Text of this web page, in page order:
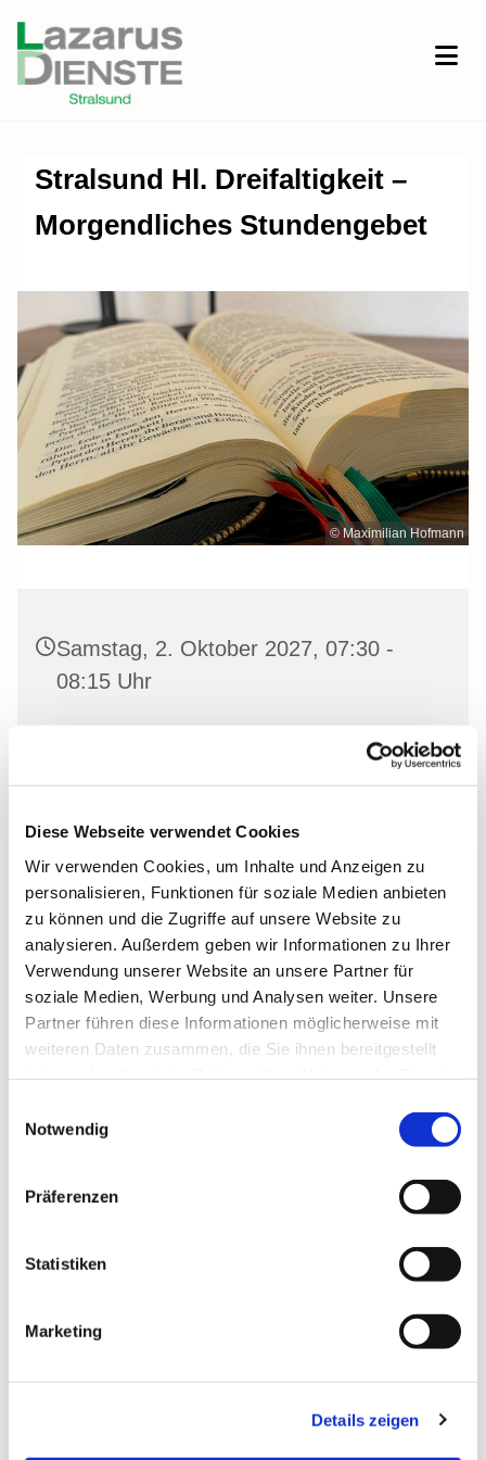
Diese Webseite verwendet Cookies
Wir verwenden Cookies, um Inhalte und Anzeigen zu
personalisieren, Funktionen für soziale Medien anbieten
zu können und die Zugriffe auf unsere Website zu
analysieren. Außerdem geben wir Informationen zu Ihrer
Verwendung unserer Website an unsere Partner für
soziale Medien, Werbung und Analysen weiter. Unsere
Partner führen diese Informationen möglicherweise mit
weiteren Daten zusammen, die Sie ihnen bereitgestellt
Notwendig
Präferenzen
Statistiken
Marketing
Details zeigen
Stralsund Hl. Dreifaltigkeit –
Morgendliches Stundengebet
© Maximilian Hofmann
Samstag, 2. Oktober 2027, 07:30 -
08:15 Uhr
Heilige Dreifaltigkeit Kirche, Stralsund,
Gemeinsam beten wir dasInvitatorium, die
Lesehoreund dieLaudes. Dazu hören wir das
Tagesevangelium und verbleiben in 15 Minuten stiller
Meditation.
Mitbeten empfehlen wir stundengebet.de
iOS